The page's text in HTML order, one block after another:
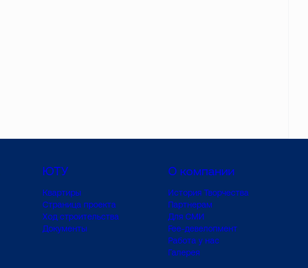
ЮТУ
Квартиры
Страница проекта
Ход строительства
Документы
О компании
История Творчества
Партнерам
Для СМИ
Fee-девелопмент
Работа у нас
Галерея